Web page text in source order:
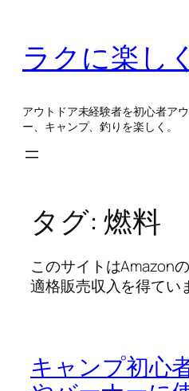
ラクに楽し
アウトドア未経験者を初心者ア
ー、キャンプ、釣りを楽しく。
タグ: 燃料
このサイトはAmazon
適格販売収入を得てい
キャンプ初心